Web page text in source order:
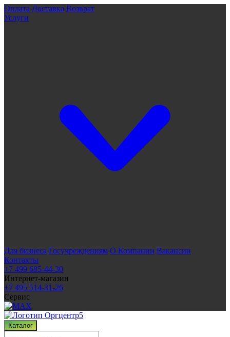
Оплата Доставка Возврат
Услуги
Для бизнеса Госучреждениям О Компании Вакансии
Контакты
+7 499 685-44-30
Интернет-магазин
+7 495 514-31-26
Сервис
Каталог